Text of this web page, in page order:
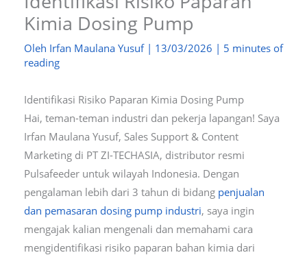
Kimia Dosing Pump
Oleh Irfan Maulana Yusuf | 13/03/2026 | 5 minutes of
reading
Identifikasi Risiko Paparan Kimia Dosing Pump
Hai, teman-teman industri dan pekerja lapangan! Saya
Irfan Maulana Yusuf, Sales Support & Content
Marketing di PT ZI-TECHASIA, distributor resmi
Pulsafeeder untuk wilayah Indonesia. Dengan
pengalaman lebih dari 3 tahun di bidang penjualan
dan pemasaran dosing pump industri, saya ingin
mengajak kalian mengenali dan memahami cara
mengidentifikasi risiko paparan bahan kimia dari